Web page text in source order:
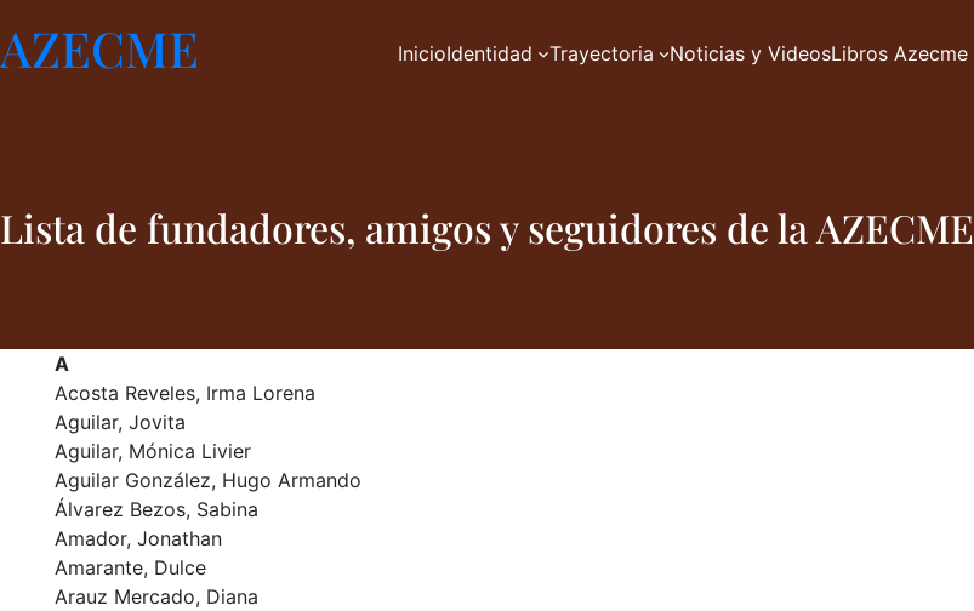
al
contenido
AZECME InicioIdentidad Trayectoria Noticias y VideosLibros Azecme
Lista de fundadores, amigos y seguidores de la AZECME
A
Acosta Reveles, Irma Lorena
Aguilar, Jovita
Aguilar, Mónica Livier
Aguilar González, Hugo Armando
Álvarez Bezos, Sabina
Amador, Jonathan
Amarante, Dulce
Arauz Mercado, Diana